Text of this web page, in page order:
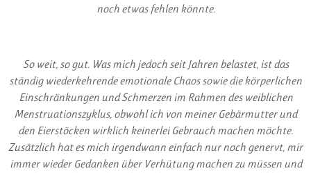
noch etwas fehlen könnte.
So weit, so gut. Was mich jedoch seit Jahren belastet, ist das
ständig wiederkehrende emotionale Chaos sowie die körperlichen
Einschränkungen und Schmerzen im Rahmen des weiblichen
Menstruationszyklus, obwohl ich von meiner Gebärmutter und
den Eierstöcken wirklich keinerlei Gebrauch machen möchte.
Zusätzlich hat es mich irgendwann einfach nur noch genervt, mir
immer wieder Gedanken über Verhütung machen zu müssen und